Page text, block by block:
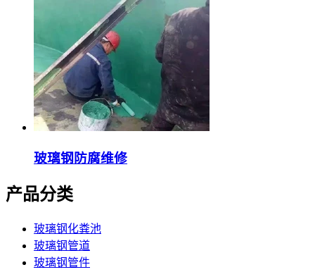
玻璃钢防腐维修
产品分类
玻璃钢化粪池
玻璃钢管道
玻璃钢管件